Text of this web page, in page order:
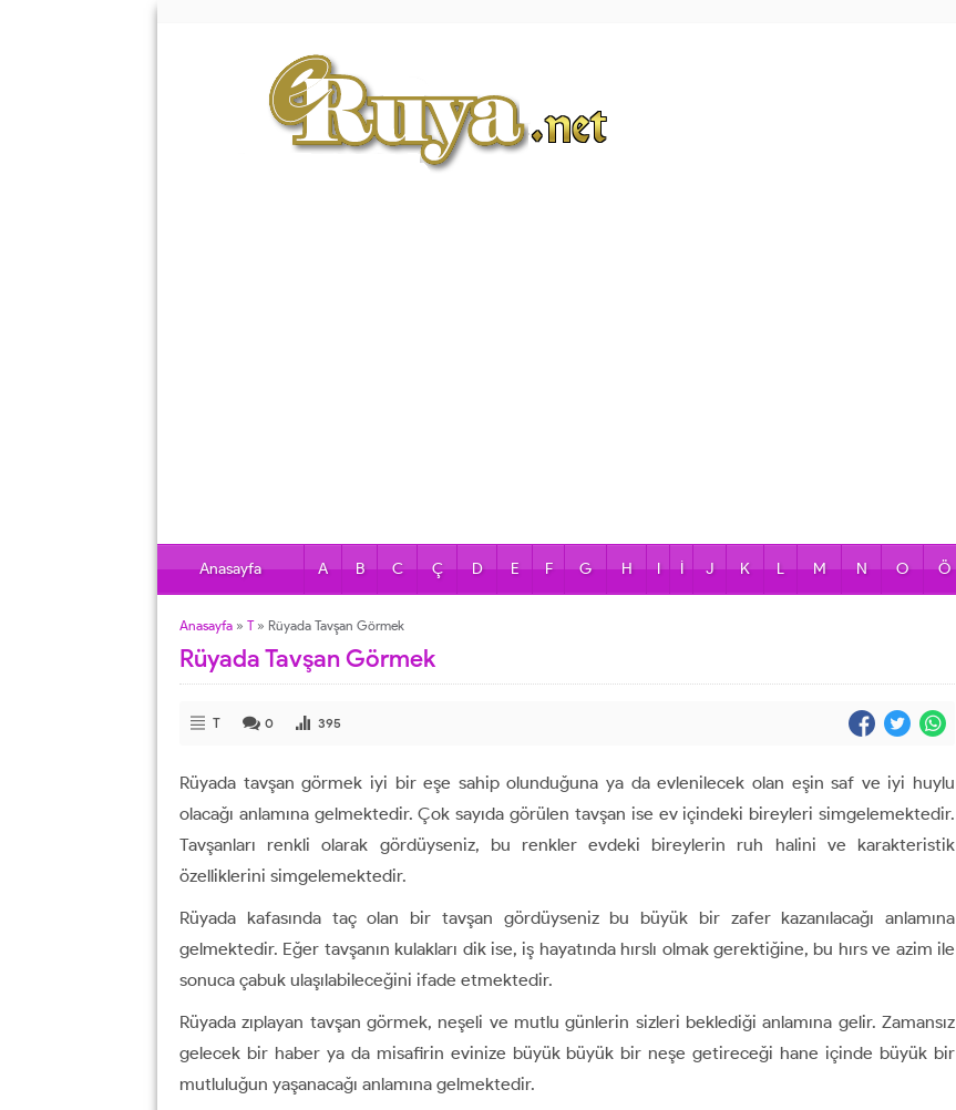
Anasayfa A B C Ç D E F G H I İ J K L M N O Ö
Anasayfa » T » Rüyada Tavşan Görmek
Rüyada Tavşan Görmek
T 0 395
Rüyada tavşan görmek iyi bir eşe sahip olunduğuna ya da evlenilecek olan eşin saf ve iyi huylu
olacağı anlamına gelmektedir. Çok sayıda görülen tavşan ise ev içindeki bireyleri simgelemektedir.
Tavşanları renkli olarak gördüyseniz, bu renkler evdeki bireylerin ruh halini ve karakteristik
özelliklerini simgelemektedir.
Rüyada kafasında taç olan bir tavşan gördüyseniz bu büyük bir zafer kazanılacağı anlamına
gelmektedir. Eğer tavşanın kulakları dik ise, iş hayatında hırslı olmak gerektiğine, bu hırs ve azim ile
sonuca çabuk ulaşılabileceğini ifade etmektedir.
Rüyada zıplayan tavşan görmek, neşeli ve mutlu günlerin sizleri beklediği anlamına gelir. Zamansız
gelecek bir haber ya da misafirin evinize büyük büyük bir neşe getireceği hane içinde büyük bir
mutluluğun yaşanacağı anlamına gelmektedir.